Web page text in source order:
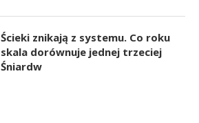
Ścieki znikają z systemu. Co roku
skala dorównuje jednej trzeciej
Śniardw